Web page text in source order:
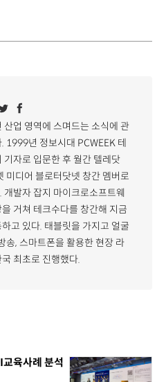
산업 영역에 스며드는 소식에 관
1999년 정보시대 PCWEEK 테
기자로 입문한 후 월간 텔레닷
미디어 블로터닷넷 창간 멤버로
개발자 잡지 마이크로소프트웨
거쳐 테크수다를 창간해 지금
고 있다. 태블릿을 가지고 얼굴
송, 스마트폰을 활용한 현장 라
최초로 진행했다.
육사례 분석